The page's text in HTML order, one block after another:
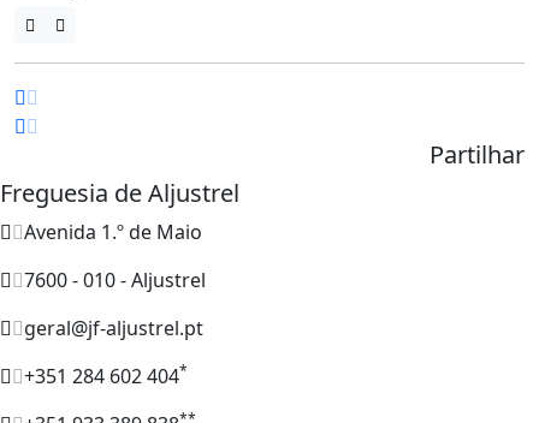
Partilhar
Freguesia de Aljustrel
Avenida 1.º de Maio
7600 - 010 - Aljustrel
geral@jf-aljustrel.pt
+351 284 602 404*
**